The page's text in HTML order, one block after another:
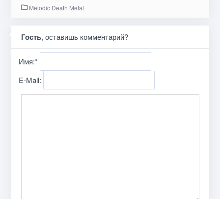
Melodic Death Metal
Гость, оставишь комментарий?
Имя:*
E-Mail: